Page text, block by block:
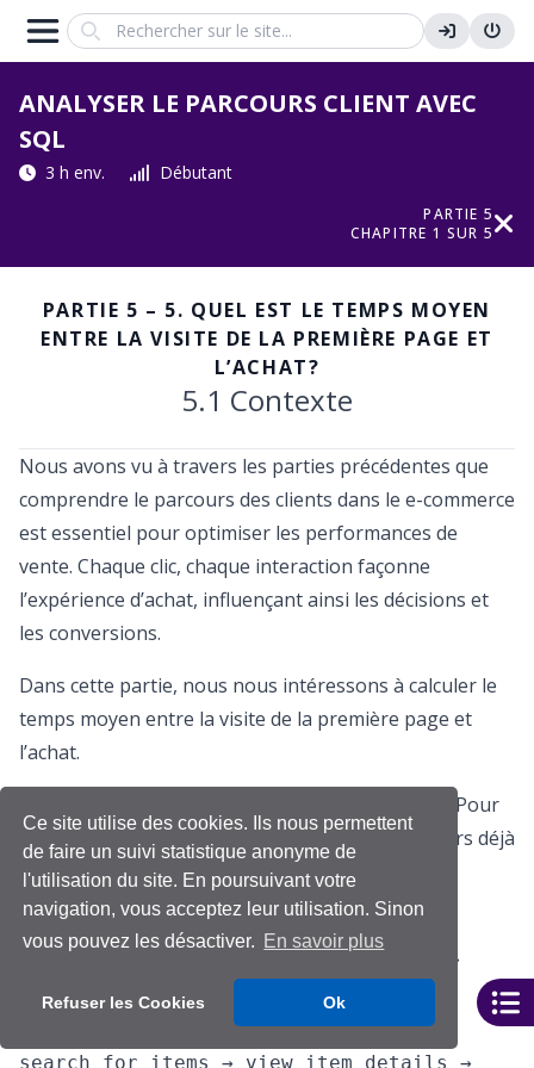
Ce site utilise des cookies. Ils nous permettent
de faire un suivi statistique anonyme de
l'utilisation du site. En poursuivant votre
navigation, vous acceptez leur utilisation. Sinon
vous pouvez les désactiver. En savoir plus
Refuser les Cookies Ok
Search
ANALYSER LE PARCOURS CLIENT AVEC
SQL
3 h env. Débutant
PARTIE 5
CHAPITRE 1 SUR 5
PARTIE 5 – 5. QUEL EST LE TEMPS MOYEN
ENTRE LA VISITE DE LA PREMIÈRE PAGE ET
L’ACHAT?
5.1 Contexte
Nous avons vu à travers les parties précédentes que
comprendre le parcours des clients dans le e-commerce
est essentiel pour optimiser les performances de
vente. Chaque clic, chaque interaction façonne
l’expérience d’achat, influençant ainsi les décisions et
les conversions.
Dans cette partie, nous nous intéressons à calculer le
temps moyen entre la visite de la première page et
l’achat.
En réalité, il existe de multiples parcours d’achat. Pour
simplifier, nous nous concentrons sur les parcours déjà
abordés dans la partie précédente, à savoir:
Parcours classique:
home_page_click → view_item_details →
add_to_cart → complete_purchase
Parcours de recherche:home_page →
search_for_items → view_item_details →